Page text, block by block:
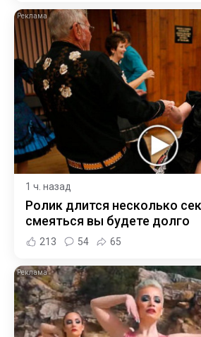
1 ч. назад
Ролик длится несколько
смеяться вы будете долго
213 54 65